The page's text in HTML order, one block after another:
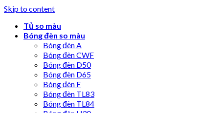
Skip to content
Tủ so màu
Bóng đèn so màu
Bóng đèn A
Bóng đèn CWF
Bóng đèn D50
Bóng đèn D65
Bóng đèn F
Bóng đèn TL83
Bóng đèn TL84